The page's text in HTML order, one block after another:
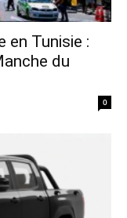
en Tunisie :
du
0